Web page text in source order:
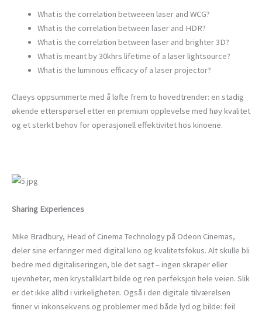
What is the correlation betweeen laser and WCG?
What is the correlation between laser and HDR?
What is the correlation between laser and brighter 3D?
What is meant by 30khrs lifetime of a laser lightsource?
What is the luminous efficacy of a laser projector?
Claeys oppsummerte med å løfte frem to hovedtrender: en stadig
økende etterspørsel etter en premium opplevelse med høy kvalitet
og et sterkt behov for operasjonell effektivitet hos kinoene.
Sharing Experiences
Mike Bradbury, Head of Cinema Technology på Odeon Cinemas,
deler sine erfaringer med digital kino og kvalitetsfokus. Alt skulle bli
bedre med digitaliseringen, ble det sagt – ingen skraper eller
ujevnheter, men krystallklart bilde og ren perfeksjon hele veien. Slik
er det ikke alltid i virkeligheten. Også i den digitale tilværelsen
finner vi inkonsekvens og problemer med både lyd og bilde: feil